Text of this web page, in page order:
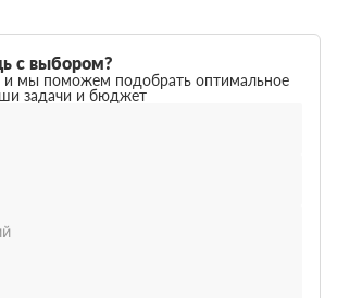
03 марта 2026
в видах утеплителей но помогли
быстро связались и помогли
для дачи. Объем небольшой, но
наверное будем заказывать еще
с выбором?
и мы поможем подобрать оптимальное
задачи и бюджет